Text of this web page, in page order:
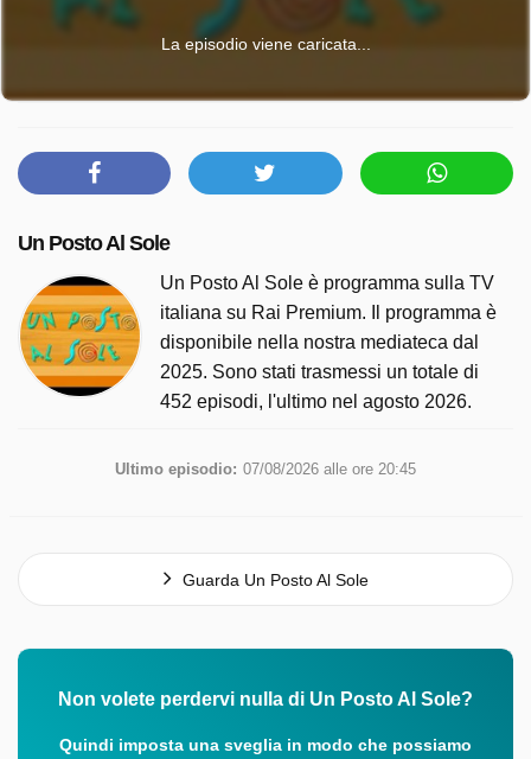
La episodio viene caricata...
Un Posto Al Sole
Un Posto Al Sole è programma sulla TV
italiana su Rai Premium. Il programma è
disponibile nella nostra mediateca dal
2025. Sono stati trasmessi un totale di
452 episodi, l'ultimo nel agosto 2026.
Ultimo episodio: 07/08/2026 alle ore 20:45
Guarda Un Posto Al Sole
Non volete perdervi nulla di Un Posto Al Sole?
Quindi imposta una sveglia in modo che possiamo